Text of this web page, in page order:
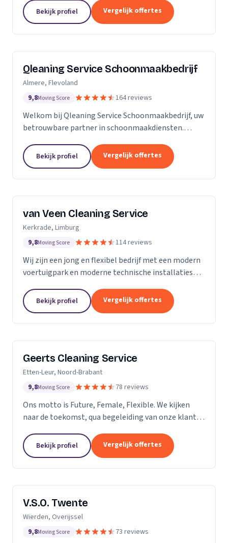
zijn Stel op Sprong gestart om mensen te helpen
en...
Bekijk profiel Vergelijk offertes
Qleaning Service Schoonmaakbedrijf
Almere, Flevoland
9,8Moving Score 164 reviews
Welkom bij Qleaning Service Schoonmaakbedrijf, uw
betrouwbare partner in schoonmaakdiensten.
ernaar om de standaard in schoonmaakexpertise
te...
Bekijk profiel Vergelijk offertes
van Veen Cleaning Service
Kerkrade, Limburg
9,8Moving Score 114 reviews
Wij zijn een jong en flexibel bedrijf met een modern
voertuigpark en moderne technische installaties
zowel voor Particulier als zakelijke klanten....
Bekijk profiel Vergelijk offertes
Geerts Cleaning Service
Etten-Leur, Noord-Brabant
9,8Moving Score 78 reviews
Ons motto is Future, Female, Flexible. We kijken
naar de toekomst, qua begeleiding van onze klanten
vrouwelijke ondernemers behandelen wij ons
personeel...
Bekijk profiel Vergelijk offertes
V.S.O. Twente
Wierden, Overijssel
9,8Moving Score 73 reviews